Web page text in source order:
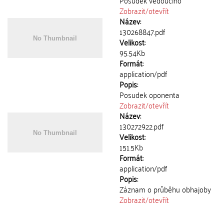
Zobrazit/otevřít
Název:
130268847.pdf
Velikost:
95.54Kb
Formát:
application/pdf
Popis:
Posudek oponenta
Zobrazit/otevřít
Název:
130272922.pdf
Velikost:
151.5Kb
Formát:
application/pdf
Popis:
Záznam o průběhu obhajoby
Zobrazit/otevřít